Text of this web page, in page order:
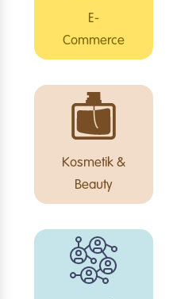
E-
Commerce
Kosmetik &
Beauty